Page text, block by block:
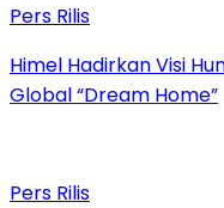
Pers Rilis
Himel Hadirkan Visi
Global “Dream Home”
Pers Rilis